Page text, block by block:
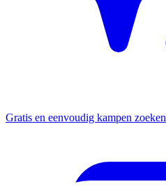
Gratis en eenvoudig kampen zoeken